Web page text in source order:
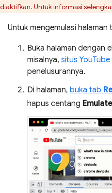
diaktifkan. Untuk informasi
Untuk mengemulasi halaman
Buka halaman dengan
misalnya, situs YouTube
penelusurannya.
Di halaman, buka tab
hapus centang